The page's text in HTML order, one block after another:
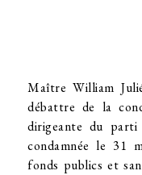
Maître William
débattre de la
dirigeante du
condamnée le 31
fonds publics et